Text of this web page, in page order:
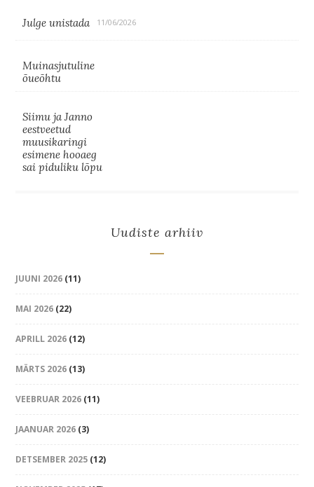
Julge unistada 11/06/2026
Muinasjutuline
õueõhtu
Siimu ja Janno
eestveetud
muusikaringi
esimene hooaeg
sai piduliku lõpu
Uudiste arhiiv
JUUNI 2026 (11)
MAI 2026 (22)
APRILL 2026 (12)
MÄRTS 2026 (13)
VEEBRUAR 2026 (11)
JAANUAR 2026 (3)
DETSEMBER 2025 (12)